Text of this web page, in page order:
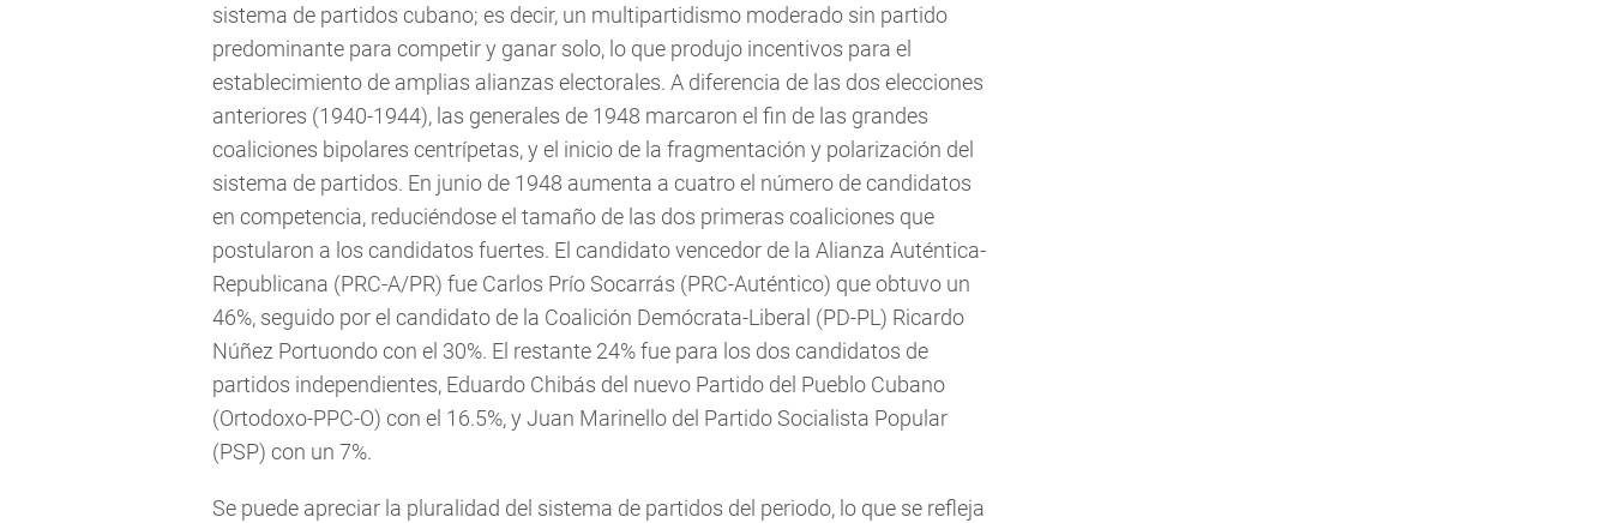
sistema de partidos cubano; es decir, un multipartidismo moderado sin partido
predominante para competir y ganar solo, lo que produjo incentivos para el
establecimiento de amplias alianzas electorales. A diferencia de las dos elecciones
anteriores (1940-1944), las generales de 1948 marcaron el fin de las grandes
coaliciones bipolares centrípetas, y el inicio de la fragmentación y polarización del
sistema de partidos. En junio de 1948 aumenta a cuatro el número de candidatos
en competencia, reduciéndose el tamaño de las dos primeras coaliciones que
postularon a los candidatos fuertes. El candidato vencedor de la Alianza Auténtica-
Republicana (PRC-A/PR) fue Carlos Prío Socarrás (PRC-Auténtico) que obtuvo un
46%, seguido por el candidato de la Coalición Demócrata-Liberal (PD-PL) Ricardo
Núñez Portuondo con el 30%. El restante 24% fue para los dos candidatos de
partidos independientes, Eduardo Chibás del nuevo Partido del Pueblo Cubano
(Ortodoxo-PPC-O) con el 16.5%, y Juan Marinello del Partido Socialista Popular
(PSP) con un 7%.
Se puede apreciar la pluralidad del sistema de partidos del periodo, lo que se refleja